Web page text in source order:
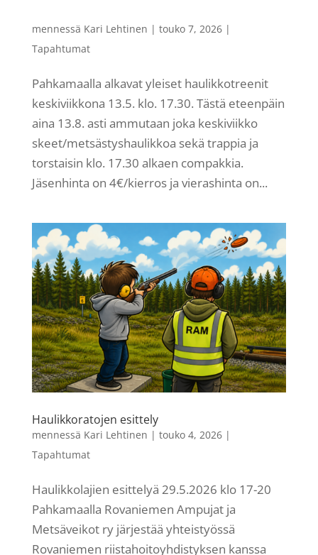
mennessä Kari Lehtinen | touko 7, 2026|
Tapahtumat
Pahkamaalla alkavat yleiset haulikkotreenit
keskiviikkona 13.5. klo. 17.30. Tästä eteenpäin
aina 13.8. asti ammutaan joka keskiviikko
skeet/metsästyshaulikkoa sekä trappia ja
torstaisin klo. 17.30 alkaen compakkia.
Jäsenhinta on 4€/kierros ja vierashinta on...
Haulikkoratojen esittely
mennessä Kari Lehtinen | touko 4, 2026|
Tapahtumat
Haulikkolajien esittelyä 29.5.2026 klo 17-20
Pahkamaalla Rovaniemen Ampujat ja
Metsäveikot ry järjestää yhteistyössä
Rovaniemen riistahoitoyhdistyksen kanssa